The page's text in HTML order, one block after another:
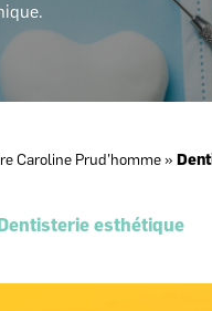
Caroline Prud’homme»
esthétique